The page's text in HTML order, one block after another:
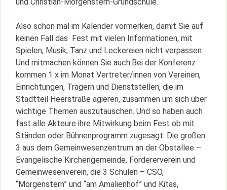
und Christian-Morgenstern-Grundschule.
Also schon mal im Kalender vormerken, damit Sie auf
keinen Fall das Fest mit vielen Informationen, mit
Spielen, Musik, Tanz und Leckereien nicht verpassen.
Und mitmachen können Sie auch. Bei der Konferenz
kommen 1 x im Monat Vertreter/innen von Vereinen,
Einrichtungen, Trägern und Dienststellen, die im
Stadtteil Heerstraße agieren, zusammen um sich über
wichtige Themen auszutauschen. Und so haben auch
fast alle Akteure ihre Mitwirkung beim Fest ob mit
Ständen oder Bühnenprogramm zugesagt. Die großen
3 aus dem Gemeinwesenzentrum an der Obstallee –
Evangelische Kirchengemeinde, Fördererverein und
Gemeinwesenverein, die 3 Schulen – CSO,
“Morgenstern” und “am Amalienhof” und Kitas,